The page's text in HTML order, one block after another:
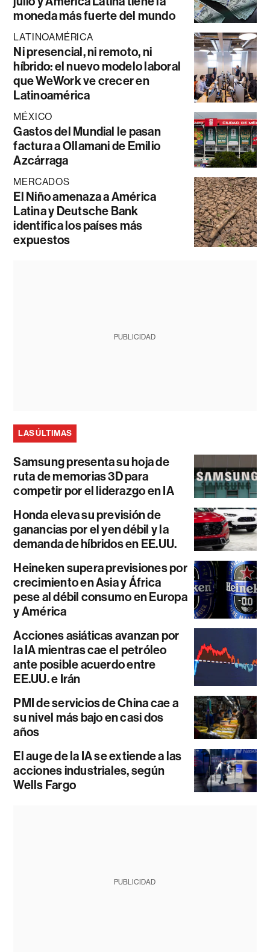
moneda más fuerte del mundo
LATINOAMÉRICA
Ni presencial, ni remoto, ni
híbrido: el nuevo modelo laboral
que WeWork ve crecer en
Latinoamérica
MÉXICO
Gastos del Mundial le pasan
factura a Ollamani de Emilio
Azcárraga
MERCADOS
El Niño amenaza a América
Latina y Deutsche Bank
identifica los países más
expuestos
PUBLICIDAD
LAS ÚLTIMAS
Samsung presenta su hoja de
ruta de memorias 3D para
competir por el liderazgo en IA
Honda eleva su previsión de
ganancias por el yen débil y la
demanda de híbridos en EE.UU.
Heineken supera previsiones por
crecimiento en Asia y África
pese al débil consumo en Europa
y América
Acciones asiáticas avanzan por
la IA mientras cae el petróleo
ante posible acuerdo entre
EE.UU. e Irán
PMI de servicios de China cae a
su nivel más bajo en casi dos
años
El auge de la IA se extiende a las
acciones industriales, según
Wells Fargo
PUBLICIDAD